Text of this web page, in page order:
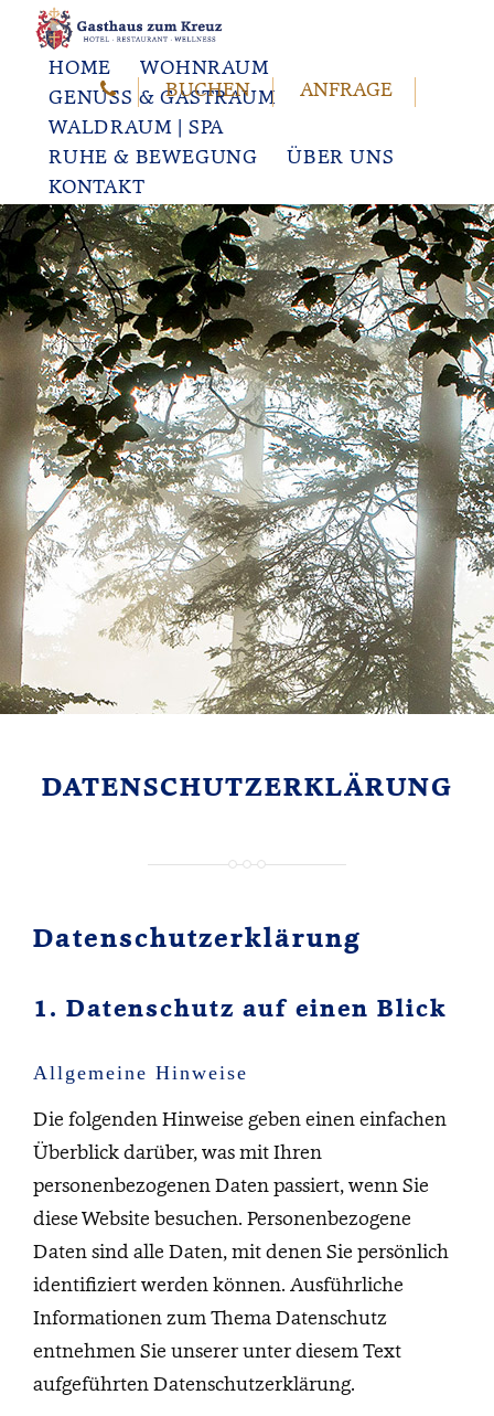
HOME
WOHNRAUM
GENUSS & GASTRAUM
WALDRAUM | SPA
RUHE & BEWEGUNG
ÜBER UNS
KONTAKT
BUCHEN ANFRAGE
DATENSCHUTZERKLÄRUNG
Datenschutz­erklärung
1. Datenschutz auf einen Blick
Allgemeine Hinweise
Die folgenden Hinweise geben einen einfachen
Überblick darüber, was mit Ihren
personenbezogenen Daten passiert, wenn Sie
diese Website besuchen. Personenbezogene
Daten sind alle Daten, mit denen Sie persönlich
identifiziert werden können. Ausführliche
Informationen zum Thema Datenschutz
entnehmen Sie unserer unter diesem Text
aufgeführten Datenschutzerklärung.